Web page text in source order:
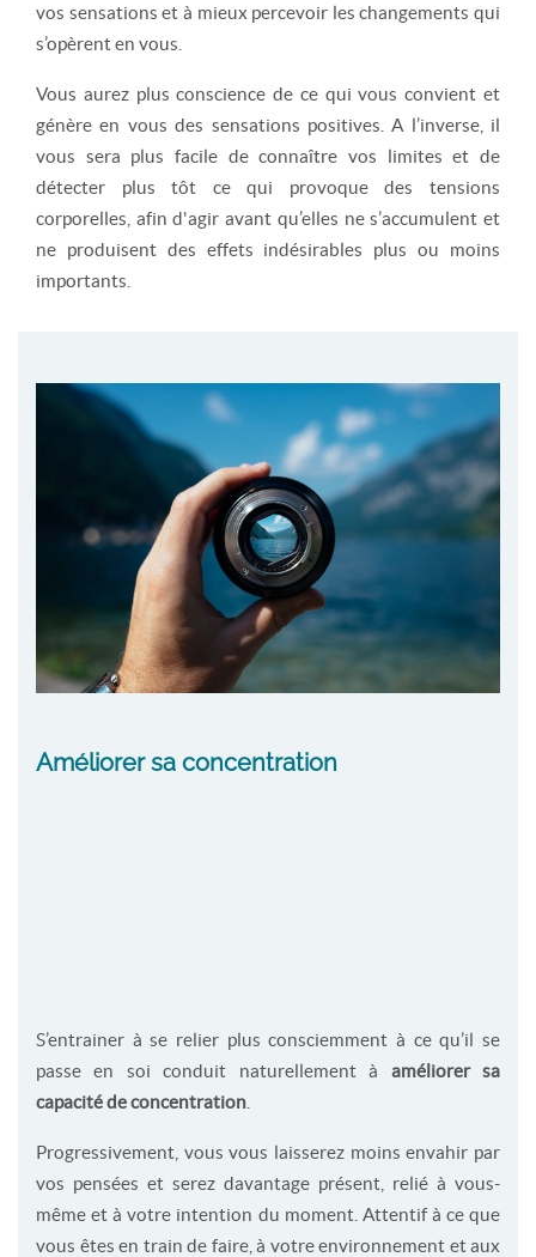
vos sensations et à mieux percevoir les changements qui
s’opèrent en vous.
Vous aurez plus conscience de ce qui vous convient et
génère en vous des sensations positives. A l’inverse, il
vous sera plus facile de connaître vos limites et de
détecter plus tôt ce qui provoque des tensions
corporelles, afin d'agir avant qu’elles ne s’accumulent et
ne produisent des effets indésirables plus ou moins
importants.
Améliorer sa concentration
S’entrainer à se relier plus consciemment à ce qu’il se
passe en soi conduit naturellement à améliorer sa
capacité de concentration
Progressivement, vous vous laisserez moins envahir par
vos pensées et serez davantage présent, relié à vous-
même et à votre intention du moment. Attentif à ce que
vous êtes en train de faire, à votre environnement et aux